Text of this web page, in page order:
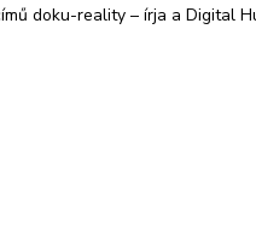
doku-reality – írja a Digital